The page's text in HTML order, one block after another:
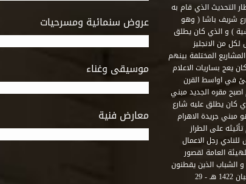
عروض سنمائية ومسرحيات
موسيقى وغناء
معارض فنية
التحديث الذي قام به
شريف باشا ( وهو
) و الذي كان يطلق
من الانجليز
المختلفة بينهم
يعج بساريات الاعلام
في اواسط القرن
محمد علي ثم اصبح مقره الجديد مبني
كان يطلق عليه شارع
– ثم طريق الحرية. وقد بني امام النادي قصر اجيون في 1887 وهو مبني جريدة الاهرام
على الطراز
في نهاية شارع رشيد رقم 1 كان اخر رئيس للنادي رجل الاعمال
تابعا للهيئة العامة لقصور
الشباب الذين يقطنون
هذه المنطقة من مدينة الاسكندرية . و في عام 2001 و بالتحديد في الاثنين 12 شعبان 1422 هـ - 29